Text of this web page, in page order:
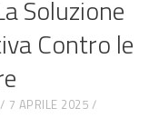
Soluzione
Contro le
7 APRILE 2025